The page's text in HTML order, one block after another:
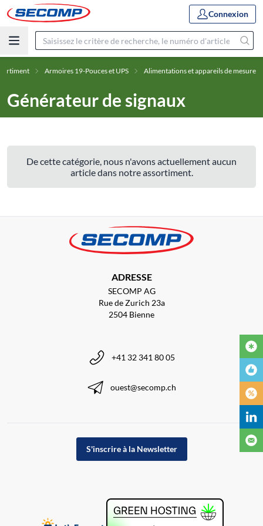
Connexion
Armoires 19-Pouces et UPS Alimentations et appareils de mesure
Générateur de signaux
De cette catégorie, nous n'avons actuellement aucun
article dans notre assortiment.
ADRESSE
SECOMP AG
Rue de Zurich 23a
2504 Bienne
+41 32 341 80 05
ouest@secomp.ch
S'inscrire à la Newsletter